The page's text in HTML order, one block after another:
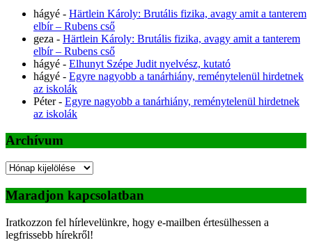
hágyé - Härtlein Károly: Brutális fizika, avagy amit a tanterem
elbír – Rubens cső
geza - Härtlein Károly: Brutális fizika, avagy amit a tanterem
elbír – Rubens cső
hágyé - Elhunyt Szépe Judit nyelvész, kutató
hágyé - Egyre nagyobb a tanárhiány, reménytelenül hirdetnek
az iskolák
Péter- Egyre nagyobb a tanárhiány, reménytelenül hirdetnek
az iskolák
Archívum
Archívum
Maradjon kapcsolatban
Iratkozzon fel hírlevelünkre, hogy e-mailben értesülhessen a
legfrissebb hírekről!